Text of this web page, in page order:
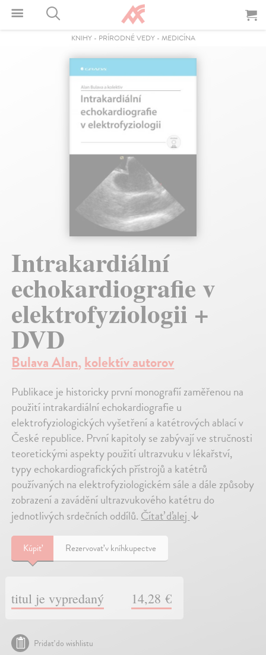
KNIHY- PRÍRODNÉ VEDY- MEDICÍNA
Intrakardiální
echokardiografie v
elektrofyziologii +
DVD
Bulava Alan,kolektív autorov
Publikace je historicky první monografií zaměřenou na
použití intrakardiální echokardiografie u
elektrofyziologických vyšetření a katétrových ablací v
České republice. První kapitoly se zabývají ve stručnosti
teoretickými aspekty použití ultrazvuku v lékařství,
typy echokardiografických přístrojů a katétrů
používaných na elektrofyziologickém sále a dále způsoby
zobrazení a zavádění ultrazvukového katétru do
jednotlivých srdečních oddílů.Čítať ďalej↓
Kúpiť Rezervovať v kníhkupectve
titul je vypredaný 14,28 €
Pridať do wishlistu